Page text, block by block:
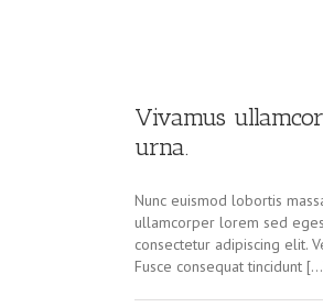
Vivamus
urna.
Nunc euismod lobortis
ullamcorper lorem sed
consectetur adipiscing elit.
Fusce consequat tincidunt